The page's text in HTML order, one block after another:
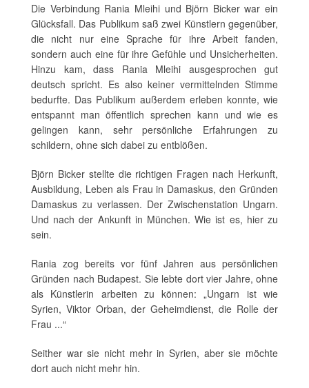
Die Verbindung Rania Mleihi und Björn Bicker war ein
Glücksfall. Das Publikum saß zwei Künstlern gegenüber,
die nicht nur eine Sprache für ihre Arbeit fanden,
sondern auch eine für ihre Gefühle und Unsicherheiten.
Hinzu kam, dass Rania Mleihi ausgesprochen gut
deutsch spricht. Es also keiner vermittelnden Stimme
bedurfte. Das Publikum außerdem erleben konnte, wie
entspannt man öffentlich sprechen kann und wie es
gelingen kann, sehr persönliche Erfahrungen zu
schildern, ohne sich dabei zu entblößen.
Björn Bicker stellte die richtigen Fragen nach Herkunft,
Ausbildung, Leben als Frau in Damaskus, den Gründen
Damaskus zu verlassen. Der Zwischenstation Ungarn.
Und nach der Ankunft in München. Wie ist es, hier zu
sein.
Rania zog bereits vor fünf Jahren aus persönlichen
Gründen nach Budapest. Sie lebte dort vier Jahre, ohne
als Künstlerin arbeiten zu können: „Ungarn ist wie
Syrien, Viktor Orban, der Geheimdienst, die Rolle der
Frau ...“
Seither war sie nicht mehr in Syrien, aber sie möchte
dort auch nicht mehr hin.